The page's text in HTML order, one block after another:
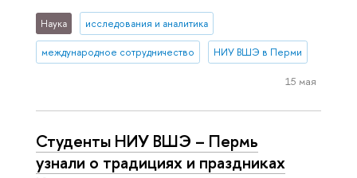
Наука исследования и аналитика
международное сотрудничество НИУ ВШЭ в Перми
15 мая
Студенты НИУ ВШЭ – Пермь
узнали о традициях и праздниках